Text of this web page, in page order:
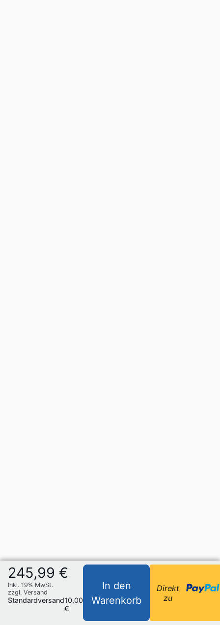
245,99 €
Inkl. 19% MwSt.
zzgl. Versand
Standardversand10,00
€
In den
Warenkorb
Direkt
zu